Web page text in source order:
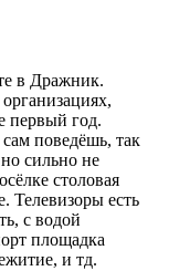
в Дражник.
первый год.
поведёшь, так
сильно не
столовая
Телевизоры есть
с водой
площадка
и тд.